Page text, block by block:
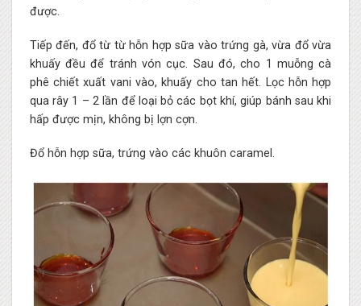
được.
Tiếp đến, đổ từ từ hỗn hợp sữa vào trứng gà, vừa đổ vừa
khuấy đều để tránh vón cục. Sau đó, cho 1 muỗng cà
phê chiết xuất vani vào, khuấy cho tan hết. Lọc hỗn hợp
qua rây 1 – 2 lần để loại bỏ các bọt khí, giúp bánh sau khi
hấp được mịn, không bị lợn cợn.
Đổ hỗn hợp sữa, trứng vào các khuôn caramel.